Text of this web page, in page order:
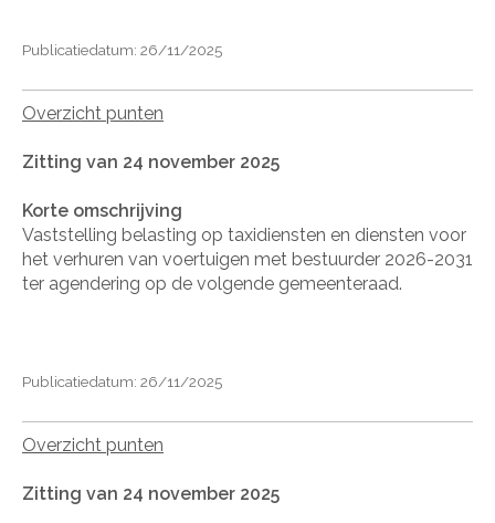
Publicatiedatum: 26/11/2025
Overzicht punten
Zitting van 24 november 2025
Korte omschrijving
Vaststelling belasting op taxidiensten en diensten voor
het verhuren van voertuigen met bestuurder 2026-2031
ter agendering op de volgende gemeenteraad.
Publicatiedatum: 26/11/2025
Overzicht punten
Zitting van 24 november 2025